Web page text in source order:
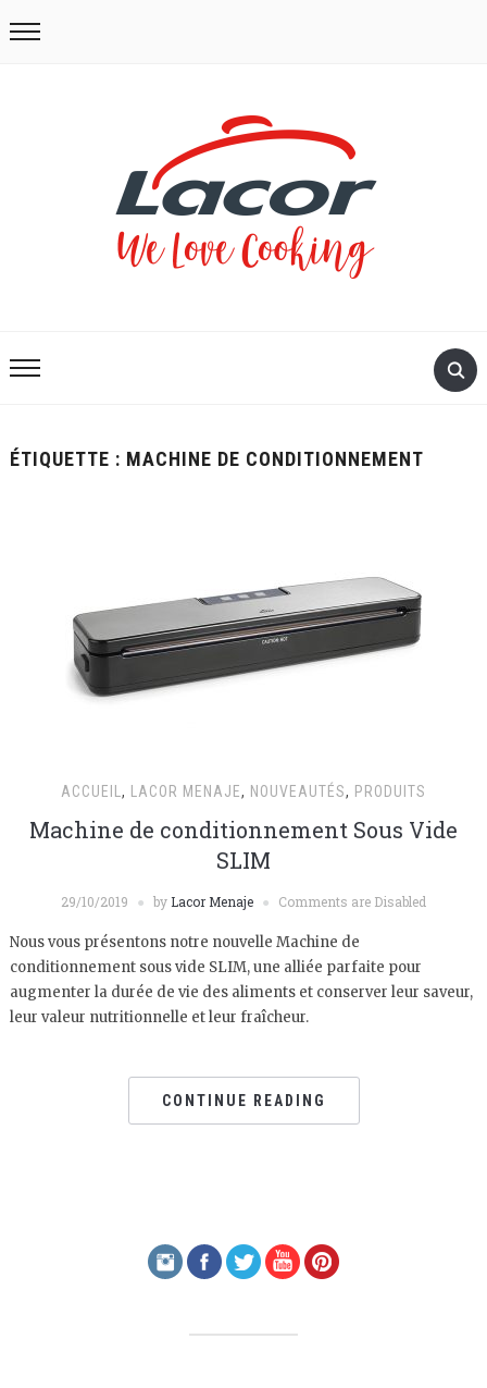
ÉTIQUETTE : MACHINE DE CONDITIONNEMENT
ACCUEIL , LACOR MENAJE, NOUVEAUTÉS, PRODUITS
Machine de conditionnement Sous Vide
SLIM
29/10/2019 by Lacor Menaje Comments are Disabled
Nous vous présentons notre nouvelle Machine de
conditionnement sous vide SLIM, une alliée parfaite pour
augmenter la durée de vie des aliments et conserver leur saveur,
leur valeur nutritionnelle et leur fraîcheur.
CONTINUE READING